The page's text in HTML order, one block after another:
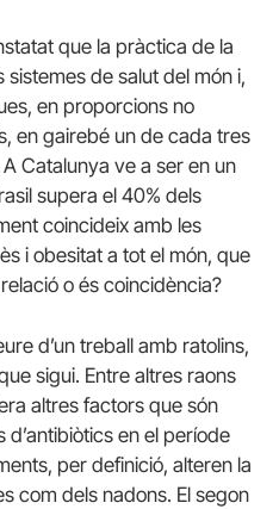
que la pràctica de la
sistemes de salut del món i,
en proporcions no
en gairebé un de cada tres
Catalunya ve a ser en un
supera el 40% dels
coincideix amb les
i obesitat a tot el món, que
o és coincidència?
d’un treball amb ratolins,
sigui. Entre altres raons
altres factors que són
d’antibiòtics en el període
per definició, alteren la
com dels nadons. El segon